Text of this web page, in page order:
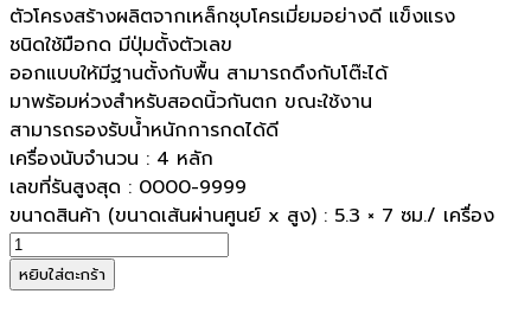
was:
฿287.00.
is:
฿285.00.
ตัวโครงสร้างผลิตจากเหล็กชุบโครเมี่ยมอย่างดี แข็งแรง
ชนิดใช้มือกด มีปุ่มตั้งตัวเลข
ออกแบบให้มีฐานตั้งกับพื้น สามารถดึงกับโต๊ะได้
มาพร้อมห่วงสำหรับสอดนิ้วกันตก ขณะใช้งาน
สามารถรองรับน้ำหนักการกดได้ดี
เครื่องนับจำนวน : 4 หลัก
เลขที่รันสูงสุด : 0000-9999
ขนาดสินค้า (ขนาดเส้นผ่านศูนย์ x สูง) : 5.3 × 7 ซม./ เครื่อง
จำนวน
เครื่อง
นับ
หยิบใส่ตะกร้า